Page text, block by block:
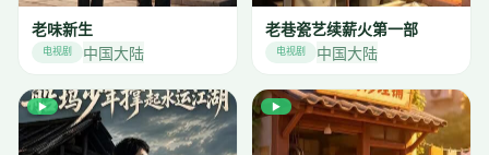
老味新生
电视剧 中国大陆
老巷瓷艺续薪火第一部
电视剧 中国大陆
▶ ▶